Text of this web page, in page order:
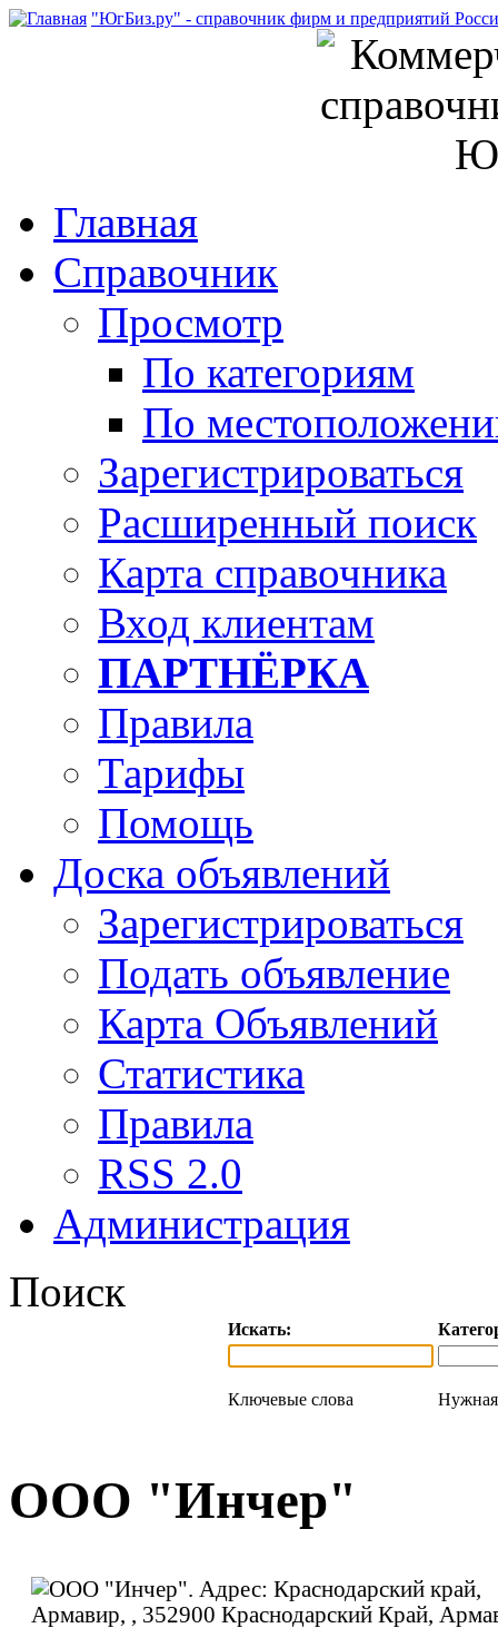
"ЮгБиз.ру" - справочник фирм и предприятий
Главная
Справочник
Просмотр
По категориям
По
Зарегистрироваться
Расширенный поиск
Карта справочника
Вход клиентам
ПАРТНЁРКА
Правила
Тарифы
Помощь
Доска объявлений
Зарегистрироваться
Подать объявление
Карта Объявлений
Статистика
Правила
RSS 2.0
Администрация
Поиск
Искать:
Ключевые слова Нужная
ООО "Инчер"